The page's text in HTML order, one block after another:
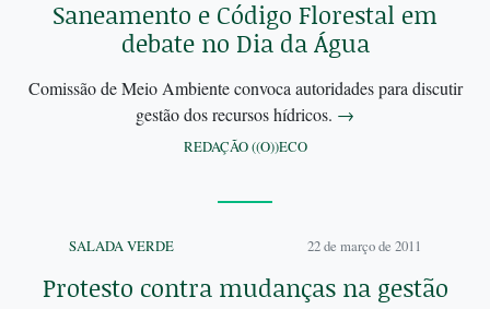
Saneamento e Código Florestal em
debate no Dia da Água
Comissão de Meio Ambiente convoca autoridades para discutir
gestão dos recursos hídricos. →
REDAÇÃO ((O))ECO
SALADA VERDE 22 de março de 2011
Protesto contra mudanças na gestão